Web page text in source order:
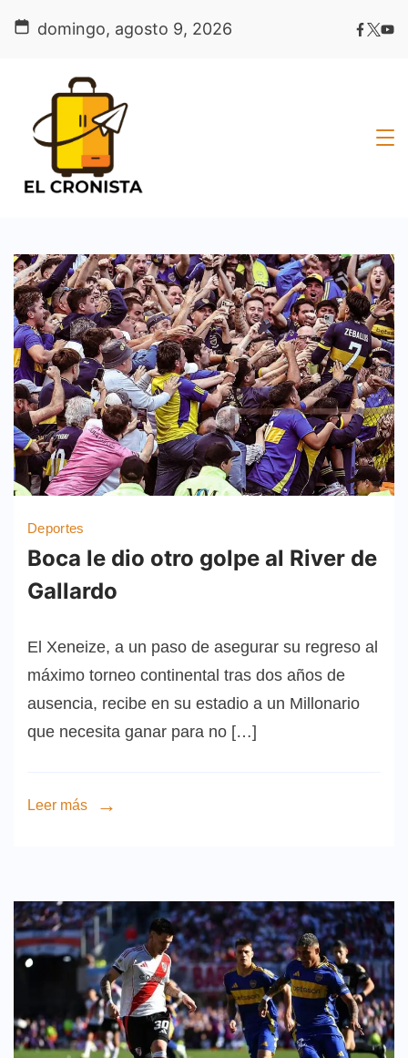
domingo, agosto 9, 2026
Deportes
Boca le dio otro golpe al River de
Gallardo
El Xeneize, a un paso de asegurar su regreso al
máximo torneo continental tras dos años de
ausencia, recibe en su estadio a un Millonario
que necesita ganar para no […]
Leer más